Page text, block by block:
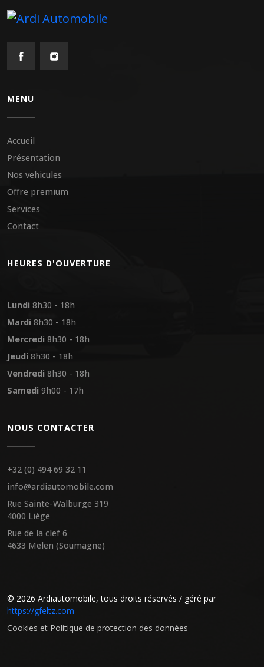
MENU
Accueil
Présentation
Nos vehicules
Offre premium
Services
Contact
HEURES D'OUVERTURE
Lundi 8h30 - 18h
Mardi 8h30 - 18h
Mercredi 8h30 - 18h
Jeudi 8h30 - 18h
Vendredi 8h30 - 18h
Samedi 9h00 - 17h
NOUS CONTACTER
+32 (0) 494 69 32 11
info@ardiautomobile.com
Rue Sainte-Walburge 319
4000 Liège
Rue de la clef 6
4633 Melen (Soumagne)
© 2026 Ardiautomobile, tous droits réservés / géré par
https://gfeltz.com
Cookies et Politique de protection des données